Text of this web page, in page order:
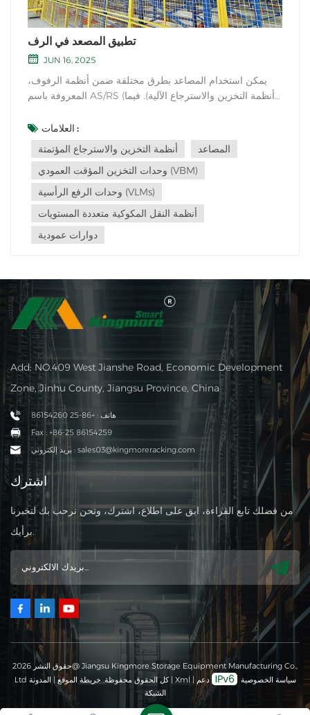
تطبيق المصعد في الرف
JUN 16, 2025
يمكن استخدام المصاعد بطرق مختلفة ضمن أنظمة الرفوف،
المعروفة باسم AS/RS (أنظمة التخزين والاسترجاع الآلية). فيما
(VLMs): وحدات الرفع العمودية هي هياكل عمودية طويلة مزودة
بسلسلة من الصواني أو الأرفف التي تتحرك صعودًا وهبوطًا
تلقائيًا. تُستخدم آلية...
العلامات :
أنظمة التخزين والاسترجاع المؤتمتة
المصاعد
وحدات التخزين المؤقت العمودي (VBM)
وحدات الرفع الرأسية (VLMs)
أنظمة النقل المكوكية متعددة المستويات
دوارات عمودية
Add: NO.409 West Jianshe Road, Economic Development
Zone, Jinhu County, Jiangsu Province, China
هاتف : +86-25 86154260
Fax : +86-25 86154259
بريد إلكتروني : sales03@kingmoreracking.com
اشترك
من فضلك تابع القراءة، ابق على اطلاع، اشترك، ونحن نرحب بك لتخبرنا
برأيك.
حقوق النشر 2026@ Jiangsu Kingmore Storage Equipment Manufacturing Co.,
Ltd كل الحقوق محفوظة. خريطة الموقع المدونة | Xml سياسة الخصوصية
دعم
الشبكة